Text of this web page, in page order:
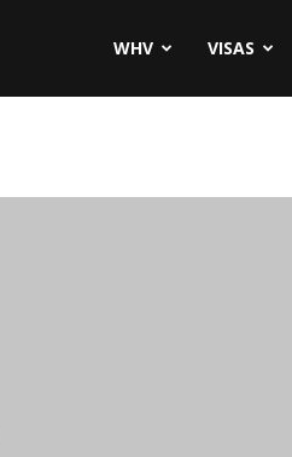
WHV VISAS